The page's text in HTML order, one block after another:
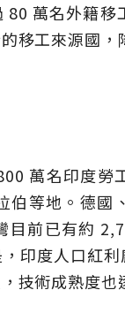
萬名外籍移
移工來源國，
萬名印度勞
等地。德國
前已有約
印度人口紅
技術成熟度也